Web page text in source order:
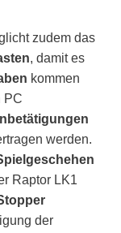
zudem das
, damit es
kommen
PC
werden.
Raptor LK1
der